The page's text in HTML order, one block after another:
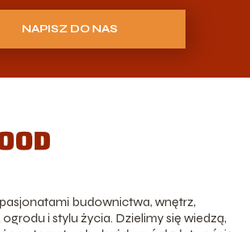
NAPISZ DO NAS
budownictwa, wnętrz,
i stylu życia. Dzielimy się wiedzą,